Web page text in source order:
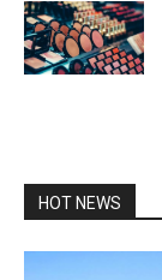
HOT NEWS